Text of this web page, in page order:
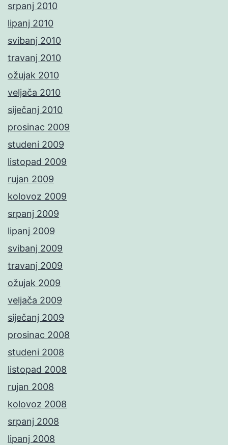
srpanj 2010
lipanj 2010
svibanj 2010
travanj 2010
ožujak 2010
veljača 2010
siječanj 2010
prosinac 2009
studeni 2009
listopad 2009
rujan 2009
kolovoz 2009
srpanj 2009
lipanj 2009
svibanj 2009
travanj 2009
ožujak 2009
veljača 2009
siječanj 2009
prosinac 2008
studeni 2008
listopad 2008
rujan 2008
kolovoz 2008
srpanj 2008
lipanj 2008